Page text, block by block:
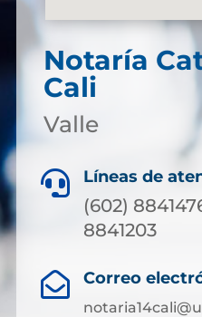
Notaría
Cali
Valle
 Líneas de
(602)
8841203
 Correo